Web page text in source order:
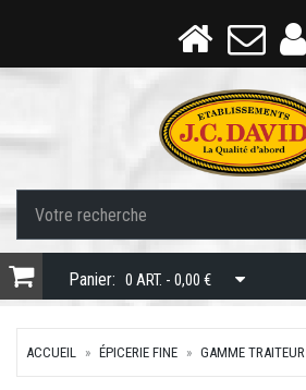
Panier: 0 ART. - 0,00 €
ACCUEIL ÉPICERIE FINE GAMME TRAITEUR